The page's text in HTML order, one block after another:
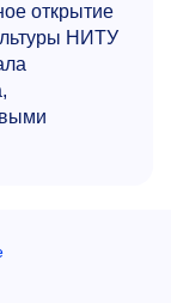
открытие
НИТУ